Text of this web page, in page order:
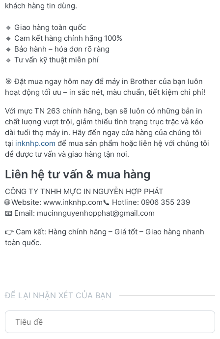
khách hàng tin dùng.
🔹 Giao hàng toàn quốc
🔹 Cam kết hàng chính hãng 100%
🔹 Bảo hành – hóa đơn rõ ràng
🔹 Tư vấn kỹ thuật miễn phí
🎯 Đặt mua ngay hôm nay để máy in Brother của bạn luôn
hoạt động tối ưu – in sắc nét, màu chuẩn, tiết kiệm chi phí!
Với mực TN 263 chính hãng, bạn sẽ luôn có những bản in
chất lượng vượt trội, giảm thiểu tình trạng trục trặc và kéo
dài tuổi thọ máy in. Hãy đến ngay cửa hàng của chúng tôi
tại inknhp.com để mua sản phẩm hoặc liên hệ với chúng tôi
để được tư vấn và giao hàng tận nơi.
Liên hệ tư vấn & mua hàng
CÔNG TY TNHH MỰC IN NGUYỄN HỢP PHÁT
🌐 Website: www.inknhp.com📞 Hotline: 0906 355 239
📧 Email: mucinnguyenhopphat@gmail.com
👉 Cam kết: Hàng chính hãng – Giá tốt – Giao hàng nhanh
toàn quốc.
ĐỂ LẠI NHẬN XÉT CỦA BẠN